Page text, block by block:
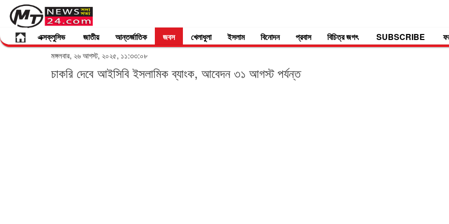
এক্সক্লুসিভ জাতীয় আন্তর্জাতিক জবস খেলাধুলা ইসলাম বিনোদন প্রবাস বিচিত্র জগৎ SUBSCRIBE
মঙ্গলবার, ২৬ আগস্ট, ২০২৫, ১১:৩৩:০৮
চাকরি দেবে আইসিবি ইসলামিক ব্যাংক, আবেদন ৩১ আগস্ট পর্যন্ত